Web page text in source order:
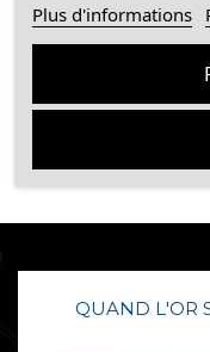
QUAND L'OR
Plus d'informations